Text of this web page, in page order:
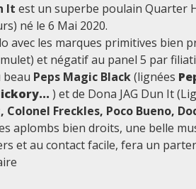
It est un superbe poulain Quarter
né le 6 Mai 2020.
avec les marques primitives bien
et négatif au panel 5 par
beau Peps Magic Black(lignées
) et de Dona JAG Dun It
Freckles, Poco Bueno,
aplombs bien droits, une belle
et au contact facile, fera un